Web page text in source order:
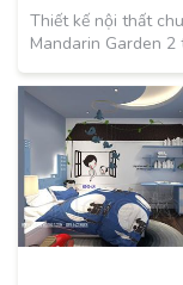
Thiết kế nội thất
Mandarin Garden 2